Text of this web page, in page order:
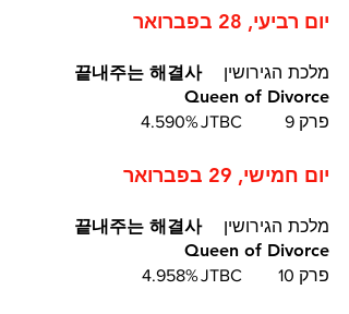
יום רביעי, 28 בפברואר
מלכת הגירושין
끝내주는 해결사
Queen of Divorce
פרק 9	JTBC	4.590%
יום חמישי, 29 בפברואר
מלכת הגירושין
끝내주는 해결사
Queen of Divorce
פרק 10	JTBC	4.958%